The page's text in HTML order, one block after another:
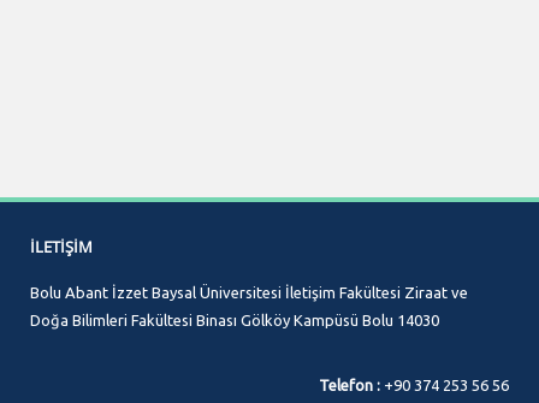
İLETIŞIM
Bolu Abant İzzet Baysal Üniversitesi İletişim Fakültesi Ziraat ve
Doğa Bilimleri Fakültesi Binası Gölköy Kampüsü Bolu 14030
Telefon : +90 374 253 56 56